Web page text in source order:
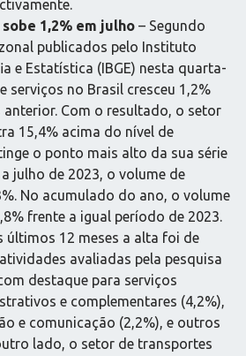
1,2% em julho – Segundo
publicados pelo Instituto
e Estatística (IBGE) nesta quarta-
serviços no Brasil cresceu 1,2%
anterior. Com o resultado, o setor
15,4% acima do nível de
o ponto mais alto da sua série
julho de 2023, o volume de
No acumulado do ano, o volume
frente a igual período de 2023.
últimos 12 meses a alta foi de
avaliadas pela pesquisa
destaque para serviços
e complementares (4,2%),
e comunicação (2,2%), e outros
lado, o setor de transportes